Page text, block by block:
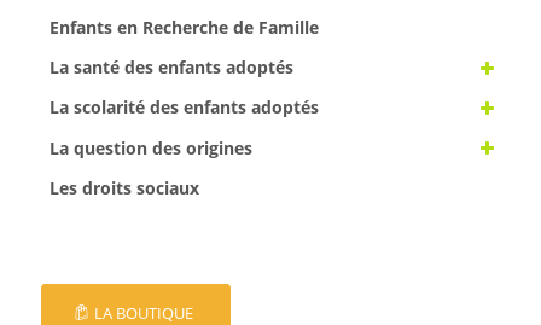
Enfants en Recherche de Famille
La santé des enfants adoptés
La scolarité des enfants adoptés
La question des origines
Les droits sociaux
LA BOUTIQUE